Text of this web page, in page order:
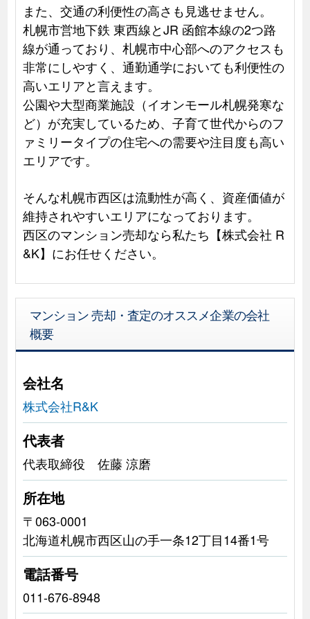
また、交通の利便性の高さも見逃せません。
札幌市営地下鉄 東西線とJR 函館本線の2つ路
線が通っており、札幌市中心部へのアクセスも
非常にしやすく、通勤通学においても利便性の
高いエリアと言えます。
公園や大型商業施設（イオンモール札幌発寒な
ど）が充実しているため、子育て世代からのフ
ァミリータイプの住宅への需要や注目度も高い
エリアです。
そんな札幌市西区は流動性が高く、資産価値が
維持されやすいエリアになっております。
西区のマンション売却なら私たち【株式会社 R
&K】にお任せください。
マンション 売却・査定のオススメ企業の会社
概要
会社名
株式会社R&K
代表者
代表取締役 佐藤 涼磨
所在地
〒063-0001
北海道札幌市西区山の手一条12丁目14番1号
電話番号
011-676-8948